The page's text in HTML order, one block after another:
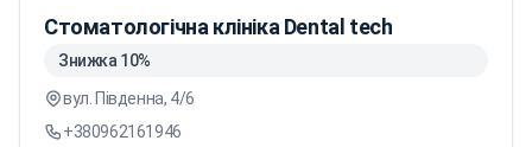
Стоматологічна клініка Dental tech
Знижка 10%
вул. Південна, 4/6
+380962161946